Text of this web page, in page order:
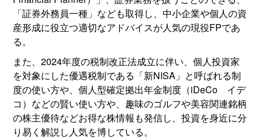
「証券外務員一種」なども取得し、中小企業や個人の資
産形成に役立つ適切なアドバイスが人気の現役FPであ
る。
また、2024年度の税制改正法成立に伴い、個人投資家
を対象にした優遇税制である「新NISA」と呼ばれる制
度の使い方や、個人型確定拠出年金制度（iDeCo イデ
コ）などの賢い使い方や、趣味のゴルフや美容関連銘柄
の株主優待などお得な株情報も発信し、投資を身近に分
り易く解説し人気を博している。